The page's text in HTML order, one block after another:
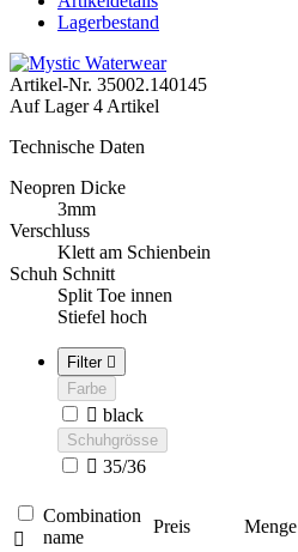
Lagerbestand
Artikel-Nr. 35002.140145
Auf Lager 4 Artikel
Technische Daten
Neopren Dicke
3mm
Verschluss
Klett am Schienbein
Schuh Schnitt
Split Toe innen
Stiefel hoch
Filter 
Farbe
 black
Schuhgrösse
 35/36

Combination
name
Preis Menge